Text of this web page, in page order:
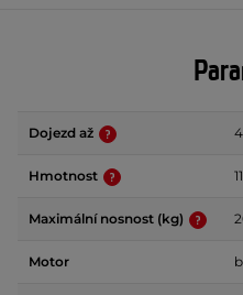
Dojezd až
Hmotnost
Maximální nosnost (kg)
Motor